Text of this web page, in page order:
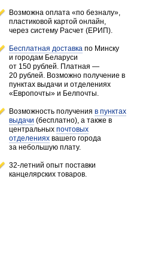
Возможна оплата «по безналу»,
пластиковой картой онлайн,
через систему Расчет (ЕРИП).
Бесплатная доставка по Минску
и городам Беларуси
от 150 рублей. Платная —
20 рублей. Возможно получение в
пунктах выдачи и отделениях
«Европочты» и Белпочты.
Возможность получения в пунктах
выдачи (бесплатно), а также в
центральных почтовых
отделениях вашего города
за небольшую плату.
32-летний опыт поставки
канцелярских товаров.